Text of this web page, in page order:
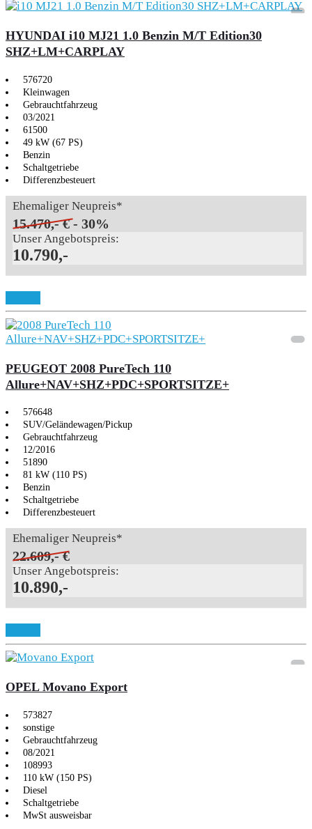
HYUNDAI i10 MJ21 1.0 Benzin M/T Edition30
SHZ+LM+CARPLAY
576720
Kleinwagen
Gebrauchtfahrzeug
03/2021
61500
49 kW (67 PS)
Benzin
Schaltgetriebe
Differenzbesteuert
Ehemaliger Neupreis*
15.470,- € - 30%
Unser Angebotspreis:
10.790,-
PEUGEOT 2008 PureTech 110
Allure+NAV+SHZ+PDC+SPORTSITZE+
576648
SUV/Geländewagen/Pickup
Gebrauchtfahrzeug
12/2016
51890
81 kW (110 PS)
Benzin
Schaltgetriebe
Differenzbesteuert
Ehemaliger Neupreis*
22.609,- €
Unser Angebotspreis:
10.890,-
OPEL Movano Export
573827
sonstige
Gebrauchtfahrzeug
08/2021
108993
110 kW (150 PS)
Diesel
Schaltgetriebe
MwSt ausweisbar